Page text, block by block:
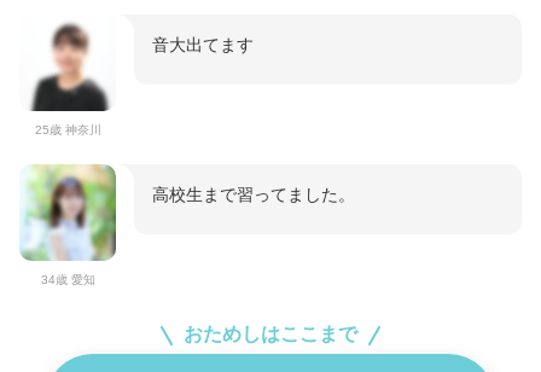
25歳 神奈川
音大出てます
34歳 愛知
高校生まで習ってました。
おためしはここまで